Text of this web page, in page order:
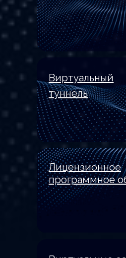
Виртуальный
туннель
Лицензионное
программное